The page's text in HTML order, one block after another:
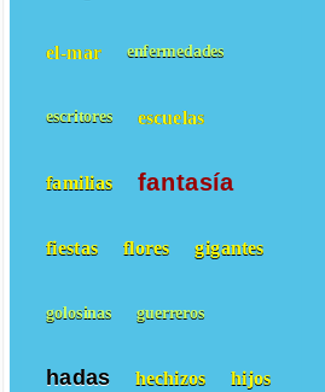
el-mar enfermedades
escritores escuelas
familias fantasía
fiestas flores gigantes
golosinas guerreros
hadas hechizos hijos